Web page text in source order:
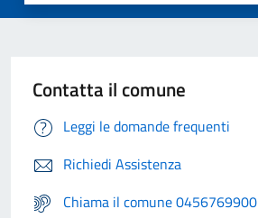
Contatta il comune
Leggi le domande frequenti
Richiedi Assistenza
Chiama il comune 0456769900